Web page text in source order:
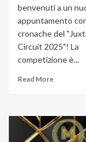
benvenuti a un
appuntamento
cronache del
Circuit 2025"! La
competizione è...
Read More